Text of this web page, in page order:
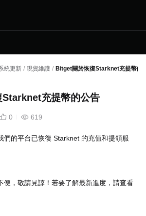
統更新 / 現貨維護 / Bitget關於恢復Starknet充提幣的
充提幣的公告
0 619
們的平台已恢復 Starknet 的充值和提領服
便，敬請見諒！若要了解最新進度，請查看